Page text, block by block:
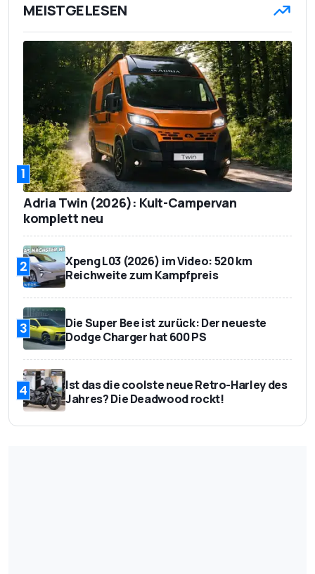
MEISTGELESEN
1
Adria Twin (2026): Kult-Campervan
komplett neu
2
Xpeng L03 (2026) im Video: 520 km
Reichweite zum Kampfpreis
3
Die Super Bee ist zurück: Der neueste
Dodge Charger hat 600 PS
4
Ist das die coolste neue Retro-Harley des
Jahres? Die Deadwood rockt!